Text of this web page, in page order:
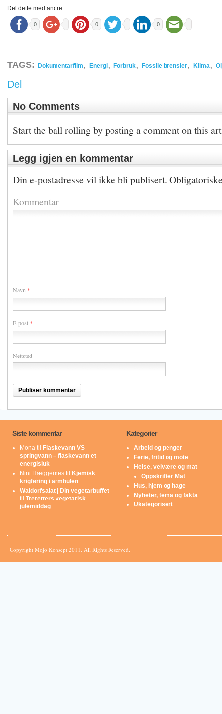
Del dette med andre...
0 0 0
TAGS: Dokumentarfilm , Energi, Forbruk, Fossile brensler, Klima,
Del
No Comments
Start the ball rolling by posting a comment on this
Legg igjen en kommentar
Din e-postadresse vil ikke bli publisert.
Kommentar
Navn *
E-post *
Nettsted
Siste kommentar
Mona til
Flaskevann VS
springvann – flaskevann et
energisluk
Nini Hæggernes til
Kjemisk
krigføring i armhulen
Waldorfsalat | Din vegetarbuffet
til Treretters vegetarisk
julemiddag
Kategorier
Arbeid og penger
Ferie, fritid og mote
Helse, velvære og mat
Oppskrifter Mat
Hus, hjem og hage
Nyheter, tema og fakta
Ukategorisert
Copyright Mojo Konsept 2011. All Rights Reserved.